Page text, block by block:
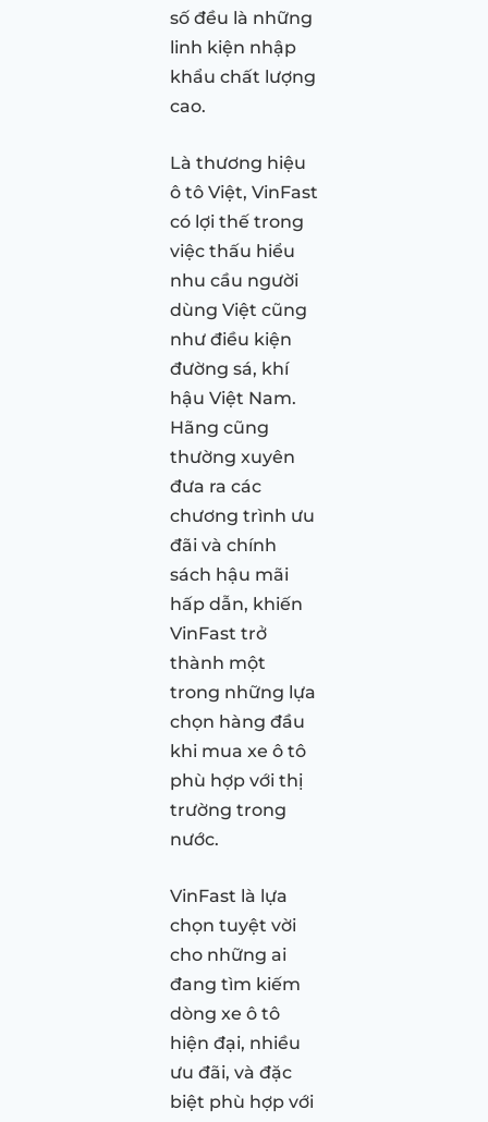
số đều là những
linh kiện nhập
khẩu chất lượng
cao.
Là thương hiệu
ô tô Việt, VinFast
có lợi thế trong
việc thấu hiểu
nhu cầu người
dùng Việt cũng
như điều kiện
đường sá, khí
hậu Việt Nam.
Hãng cũng
thường xuyên
đưa ra các
chương trình ưu
đãi và chính
sách hậu mãi
hấp dẫn, khiến
VinFast trở
thành một
trong những lựa
chọn hàng đầu
khi mua xe ô tô
phù hợp với thị
trường trong
nước.
VinFast là lựa
chọn tuyệt vời
cho những ai
đang tìm kiếm
dòng xe ô tô
hiện đại, nhiều
ưu đãi, và đặc
biệt phù hợp với